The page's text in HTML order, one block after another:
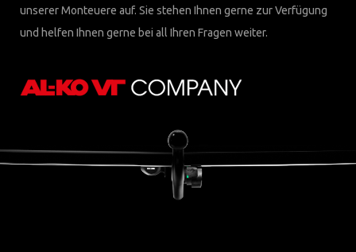
unserer Monteuere auf. Sie stehen Ihnen gerne zur Verfügung
und helfen Ihnen gerne bei all Ihren Fragen weiter.